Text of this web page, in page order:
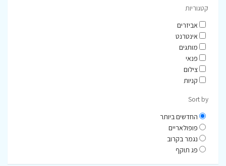
קטגוריות
אביזרים
אינטרנט
מותגים
פנאי
צילום
קניות
Sort by
החדשים ביותר
פופולאריים
נגמר בקרוב
פג תוקף